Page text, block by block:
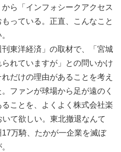
ら「インフォシークアクセス
っている。正直、こんなこと
東洋経済」の取材で、「宮城
れていますが」との問いかけ
だけの理由があることを考え
ファンが球場から足が遠のく
ことを、よくよく株式会社楽
て欲しい。東北撤退なんて
万騎、たかが一企業を滅ぼ